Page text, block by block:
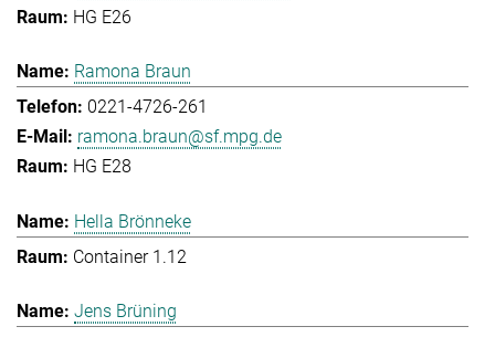
HG E26
Ramona Braun
0221-4726-261
ramona.braun@sf.mpg.de
HG E28
Hella Brönneke
Container 1.12
Jens Brüning